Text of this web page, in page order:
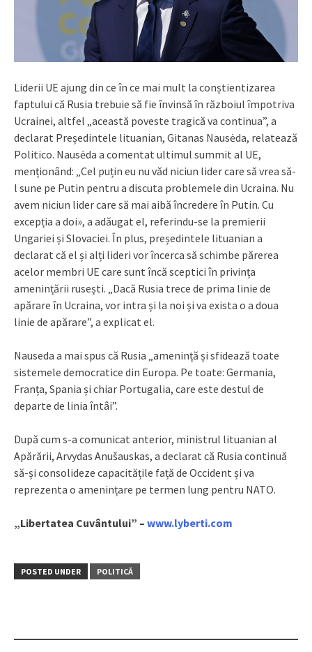
Liderii UE ajung din ce în ce mai mult la conștientizarea
faptului că Rusia trebuie să fie învinsă în războiul împotriva
Ucrainei, altfel „această poveste tragică va continua”, a
declarat Președintele lituanian, Gitanas Nausėda, relatează
Politico. Nausėda a comentat ultimul summit al UE,
menționând: „Cel puțin eu nu văd niciun lider care să vrea să-
l sune pe Putin pentru a discuta problemele din Ucraina. Nu
avem niciun lider care să mai aibă încredere în Putin. Cu
excepția a doi», a adăugat el, referindu-se la premierii
Ungariei și Slovaciei. În plus, președintele lituanian a
declarat că el și alți lideri vor încerca să schimbe părerea
acelor membri UE care sunt încă sceptici în privința
amenințării rusești. „Dacă Rusia trece de prima linie de
apărare în Ucraina, vor intra și la noi și va exista o a doua
linie de apărare”, a explicat el.
Nauseda a mai spus că Rusia „amenință și sfidează toate
sistemele democratice din Europa. Pe toate: Germania,
Franța, Spania și chiar Portugalia, care este destul de
departe de linia întâi”.
După cum s-a comunicat anterior, ministrul lituanian al
Apărării, Arvydas Anušauskas, a declarat că Rusia continuă
să-și consolideze capacitățile față de Occident și va
reprezenta o amenințare pe termen lung pentru NATO.
„Libertatea Cuvântului” – www.lyberti.com
POSTED UNDER POLITICĂ